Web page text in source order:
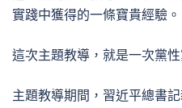
實踐中獲得的一條寶貴經驗。
這次主題教導，就是一次黨
主題教導期間，習近平總書